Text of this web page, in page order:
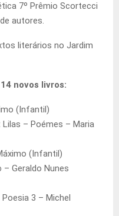
7º Prêmio Scortecci
autores.
literários no Jardim
novos livros:
(Infantil)
– Poémes – Maria
(Infantil)
Geraldo Nunes
3 – Michel